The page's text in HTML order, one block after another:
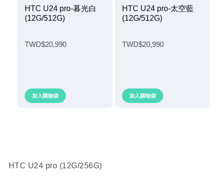
HTC U24 pro-暮光白
(12G/512G)
TWD$20,990
加入購物袋
HTC U24 pro-太空藍
(12G/512G)
TWD$20,990
加入購物袋
HTC U24 pro (12G/256G)